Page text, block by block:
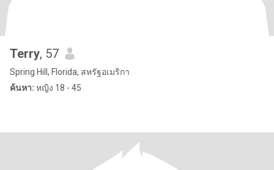
Terry, 57
Spring Hill, Florida, สหรัฐอเมริกา
ค้นหา: หญิง 18 - 45